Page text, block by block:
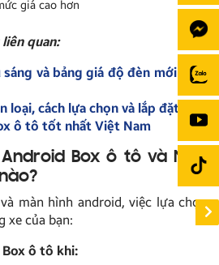
giá cao hơn
quan:
và bảng giá độ đèn mới nhất
loại, cách lựa chọn và lắp đặt
ô tô tốt nhất Việt Nam
Box ô tô và Màn
màn hình android, việc lựa chọn
xe của bạn:
Box ô tô khi: